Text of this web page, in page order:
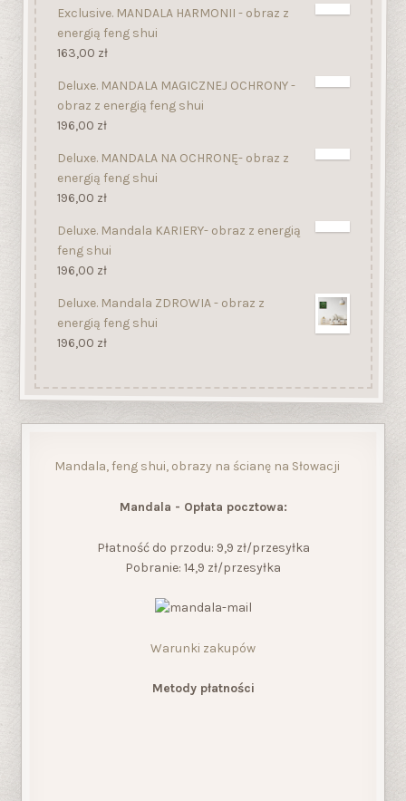
Exclusive. MANDALA HARMONII - obraz z
energią feng shui
163,00 zł
Deluxe. MANDALA MAGICZNEJ OCHRONY -
obraz z energią feng shui
196,00 zł
Deluxe. MANDALA NA OCHRONĘ- obraz z
energią feng shui
196,00 zł
Deluxe. Mandala KARIERY- obraz z energią
feng shui
196,00 zł
Deluxe. Mandala ZDROWIA - obraz z
energią feng shui
196,00 zł
Mandala, feng shui, obrazy na ścianę na Słowacji
Mandala - Opłata pocztowa:
Płatność do przodu: 9,9 zł/przesyłka
Pobranie: 14,9 zł/przesyłka
Warunki zakupów
Metody płatności